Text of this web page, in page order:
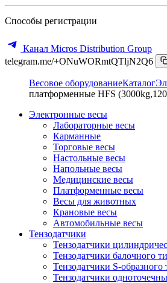
Способы регистрации
Канал Micros Distribution Group
telegram.me/+ONuWORmtQTljN2Q6
Весовое оборудованиеКаталог
платформенные HFS
Электронные весы
Лабораторные весы
Карманные
Торговые весы
Настольные весы
Напольные весы
Медицинские весы
Платформенные весы
Весы для животных
Крановые весы
Автомобильные весы
Тензодатчики
Тензодатчики
Тензодатчики балочного
Тензодатчики S-образного
Тензодатчики